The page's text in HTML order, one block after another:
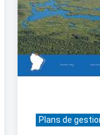
Plans de